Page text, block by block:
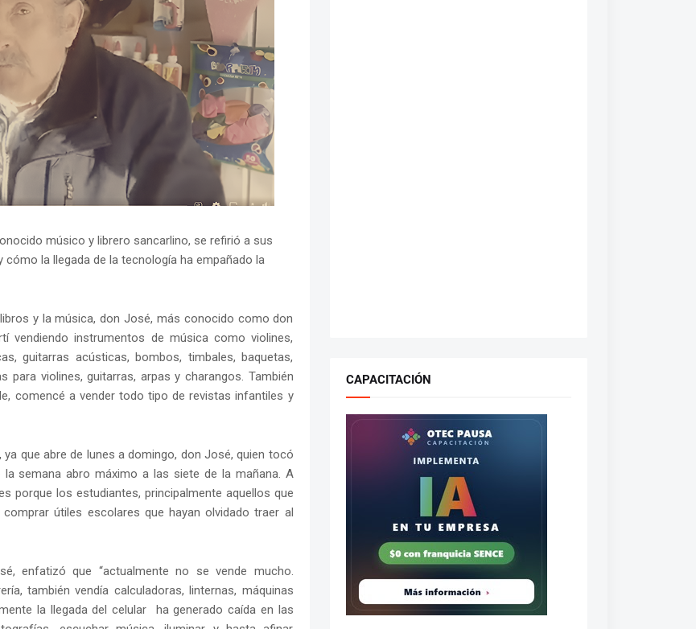
músico y librero sancarlino, se refirió a sus
la llegada de la tecnología ha empañado la
y la música, don José, más conocido como don
vendiendo instrumentos de música como violines,
guitarras acústicas, bombos, timbales, baquetas,
violines, guitarras, arpas y charangos. También
comencé a vender todo tipo de revistas infantiles y
que abre de lunes a domingo, don José, quien tocó
semana abro máximo a las siete de la mañana. A
porque los estudiantes, principalmente aquellos que
útiles escolares que hayan olvidado traer al
enfatizó que “actualmente no se vende mucho.
también vendía calculadoras, linternas, máquinas
la llegada del celular ha generado caída en las
CAPACITACIÓN